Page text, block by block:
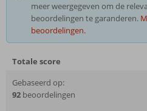
meer weergegeven om de
beoordelingen te garanderen.
beoordelingen.
Totale score
Gebaseerd op:
92 beoordelingen